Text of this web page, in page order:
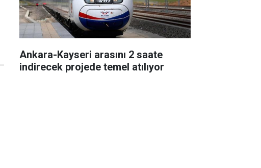
Ankara-Kayseri arasını 2 saate
indirecek projede temel atılıyor